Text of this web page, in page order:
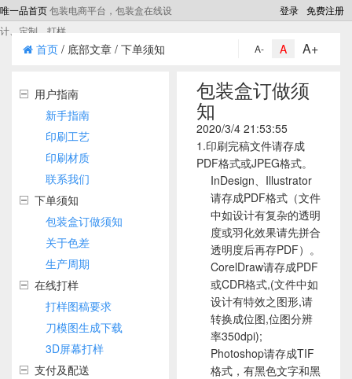
唯一品首页包装电商平台，包装盒在线设
计、定制、打样
免费注册
登录
首页 / 底部文章 / 下单须知 A+
A
A-
用户指南
新手指南
印刷工艺
印刷材质
联系我们
下单须知
包装盒订做须知
关于色差
生产周期
在线打样
打样图稿要求
刀模图生成下载
3D屏幕打样
支付及配送
包装盒订做须
知
2020/3/4 21:53:55
1.印刷完稿文件请存成
PDF格式或JPEG格式。
InDesign、Illustrator
请存成PDF格式（文件
中如设计有复杂的透明
度或羽化效果请先拼合
透明度后再存PDF）。
CorelDraw请存成PDF
或CDR格式,(文件中如
设计有特效之图形,请
转换成位图,位图分辨
率350dpi);
Photoshop请存成TIF
格式，有黑色文字和黑